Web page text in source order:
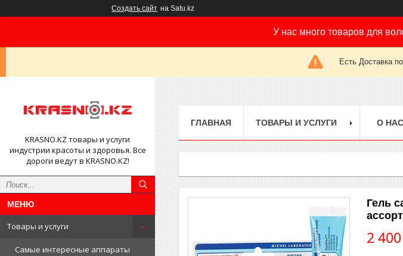
Создать сайт на Satu.kz
У нас много товаров для
Есть Доставка
KRASNO.KZ товары и услуги
индустрии красоты и здоровья. Все
дороги ведут в KRASNO.KZ!
Товары и услуги
Самые интересные аппараты
ГЛАВНАЯ ТОВАРЫ И УСЛУГИ О НАС
Гель
2